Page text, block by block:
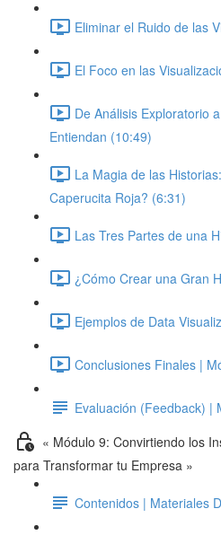
Eliminar el Ruido de las
El Foco en las
De Análisis Exploratorio
Entiendan (10:49)
La Magia de las
Caperucita Roja? (6:31)
Las Tres Partes de una
¿Cómo Crear una Gran
Ejemplos de Data
Conclusiones Finales |
Evaluación (Feedback) |
« Módulo 9: Convirtiendo los
para Transformar tu Empresa »
Contenidos | Materiales